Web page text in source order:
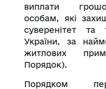
виплати
особам, які
суверенітет та
України, за
житлових
Порядок).
Порядком